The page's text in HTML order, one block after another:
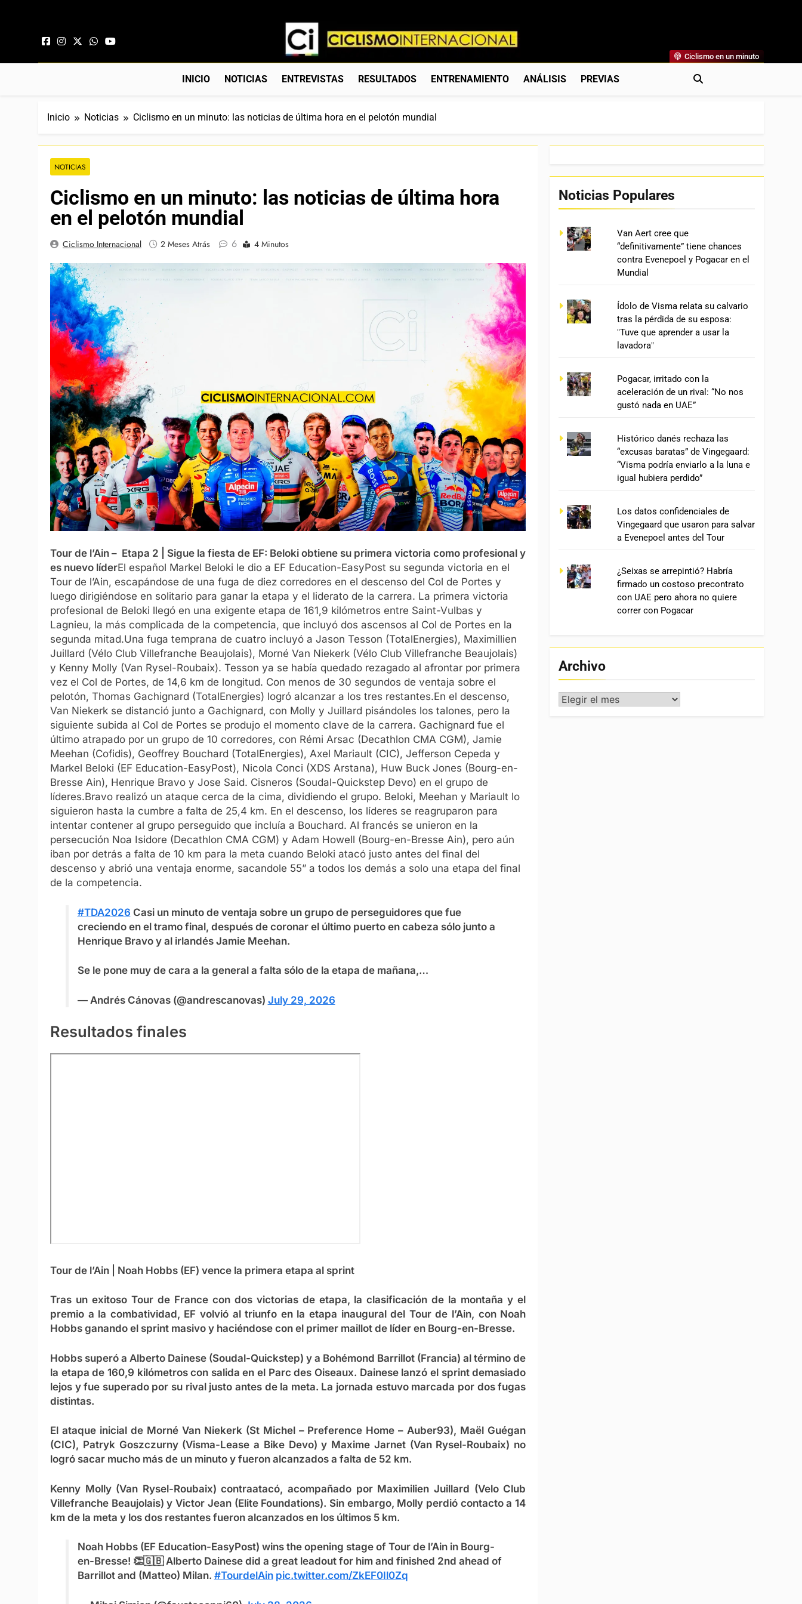
Ciclismo Internacional
Web Dedicada Al Ciclismo Mundial. Entrevistas, Análisis, Crónicas, Previas Y Más. La Web Ciclista De Referencia.
Ciclismo en un minuto
INICIO NOTICIAS ENTREVISTAS RESULTADOS ENTRENAMIENTO ANÁLISIS PREVIAS
Inicio Noticias Ciclismo en un minuto: las noticias de última hora en el pelotón mundial
NOTICIAS
Ciclismo en un minuto: las noticias de última hora
en el pelotón mundial
Ciclismo Internacional 2 Meses Atrás 6 4 Minutos
Tour de l’Ain – Etapa 2 | Sigue la fiesta de EF: Beloki obtiene su primera victoria como profesional y
es nuevo líderEl español Markel Beloki le dio a EF Education-EasyPost su segunda victoria en el
Tour de l’Ain, escapándose de una fuga de diez corredores en el descenso del Col de Portes y
luego dirigiéndose en solitario para ganar la etapa y el liderato de la carrera. La primera victoria
profesional de Beloki llegó en una exigente etapa de 161,9 kilómetros entre Saint-Vulbas y
Lagnieu, la más complicada de la competencia, que incluyó dos ascensos al Col de Portes en la
segunda mitad.Una fuga temprana de cuatro incluyó a Jason Tesson (TotalEnergies), Maximillien
Juillard (Vélo Club Villefranche Beaujolais), Morné Van Niekerk (Vélo Club Villefranche Beaujolais)
y Kenny Molly (Van Rysel-Roubaix). Tesson ya se había quedado rezagado al afrontar por primera
vez el Col de Portes, de 14,6 km de longitud. Con menos de 30 segundos de ventaja sobre el
pelotón, Thomas Gachignard (TotalEnergies) logró alcanzar a los tres restantes.En el descenso,
Van Niekerk se distanció junto a Gachignard, con Molly y Juillard pisándoles los talones, pero la
siguiente subida al Col de Portes se produjo el momento clave de la carrera. Gachignard fue el
último atrapado por un grupo de 10 corredores, con Rémi Arsac (Decathlon CMA CGM), Jamie
Meehan (Cofidis), Geoffrey Bouchard (TotalEnergies), Axel Mariault (CIC), Jefferson Cepeda y
Markel Beloki (EF Education-EasyPost), Nicola Conci (XDS Arstana), Huw Buck Jones (Bourg-en-
Bresse Ain), Henrique Bravo y Jose Said. Cisneros (Soudal-Quickstep Devo) en el grupo de
líderes.Bravo realizó un ataque cerca de la cima, dividiendo el grupo. Beloki, Meehan y Mariault lo
siguieron hasta la cumbre a falta de 25,4 km. En el descenso, los líderes se reagruparon para
intentar contener al grupo perseguido que incluía a Bouchard. Al francés se unieron en la
persecución Noa Isidore (Decathlon CMA CGM) y Adam Howell (Bourg-en-Bresse Ain), pero aún
iban por detrás a falta de 10 km para la meta cuando Beloki atacó justo antes del final del
descenso y abrió una ventaja enorme, sacandole 55” a todos los demás a solo una etapa del final
de la competencia.
#TDA2026 Casi un minuto de ventaja sobre un grupo de perseguidores que fue
creciendo en el tramo final, después de coronar el último puerto en cabeza sólo junto a
Henrique Bravo y al irlandés Jamie Meehan.
Se le pone muy de cara a la general a falta sólo de la etapa de mañana,…
— Andrés Cánovas (@andrescanovas) July 29, 2026
Resultados finales
Tour de l’Ain | Noah Hobbs (EF) vence la primera etapa al sprint
Tras un exitoso Tour de France con dos victorias de etapa, la clasificación de la montaña y el
premio a la combatividad, EF volvió al triunfo en la etapa inaugural del Tour de l’Ain, con Noah
Hobbs ganando el sprint masivo y haciéndose con el primer maillot de líder en Bourg-en-Bresse.
Hobbs superó a Alberto Dainese (Soudal-Quickstep) y a Bohémond Barrillot (Francia) al término de
la etapa de 160,9 kilómetros con salida en el Parc des Oiseaux. Dainese lanzó el sprint demasiado
lejos y fue superado por su rival justo antes de la meta. La jornada estuvo marcada por dos fugas
distintas.
El ataque inicial de Morné Van Niekerk (St Michel – Preference Home – Auber93), Maël Guégan
(CIC), Patryk Goszczurny (Visma-Lease a Bike Devo) y Maxime Jarnet (Van Rysel-Roubaix) no
logró sacar mucho más de un minuto y fueron alcanzados a falta de 52 km.
Kenny Molly (Van Rysel-Roubaix) contraatacó, acompañado por Maximilien Juillard (Velo Club
Villefranche Beaujolais) y Victor Jean (Elite Foundations). Sin embargo, Molly perdió contacto a 14
km de la meta y los dos restantes fueron alcanzados en los últimos 5 km.
Noah Hobbs (EF Education-EasyPost) wins the opening stage of Tour de l’Ain in Bourg-
en-Bresse! 👏🇬🇧 Alberto Dainese did a great leadout for him and finished 2nd ahead of
Barrillot and (Matteo) Milan. #TourdelAin pic.twitter.com/ZkEF0Il0Zq
Noticias Populares
Van Aert cree que
“definitivamente” tiene chances
contra Evenepoel y Pogacar en el
Mundial
Ídolo de Visma relata su calvario
tras la pérdida de su esposa:
"Tuve que aprender a usar la
lavadora"
Pogacar, irritado con la
aceleración de un rival: “No nos
gustó nada en UAE”
Histórico danés rechaza las
“excusas baratas” de Vingegaard:
“Visma podría enviarlo a la luna e
igual hubiera perdido”
Los datos confidenciales de
Vingegaard que usaron para salvar
a Evenepoel antes del Tour
¿Seixas se arrepintió? Habría
firmado un costoso precontrato
con UAE pero ahora no quiere
correr con Pogacar
Archivo
Archivo